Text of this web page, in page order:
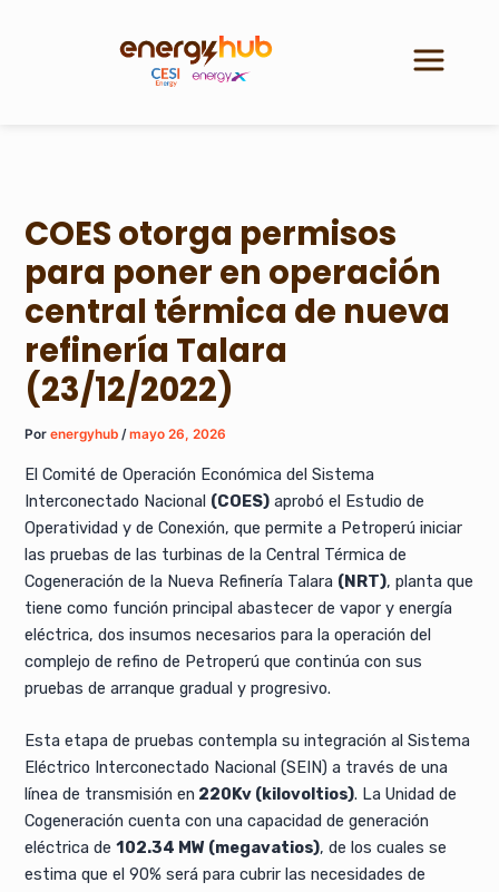
COES otorga permisos
para poner en operación
central térmica de nueva
refinería Talara
(23/12/2022)
Porenergyhub/mayo 26, 2026
El Comité de Operación Económica del Sistema
Interconectado Nacional (COES) aprobó el Estudio de
Operatividad y de Conexión, que permite a Petroperú iniciar
las pruebas de las turbinas de la Central Térmica de
Cogeneración de la Nueva Refinería Talara (NRT), planta que
tiene como función principal abastecer de vapor y energía
eléctrica, dos insumos necesarios para la operación del
complejo de refino de Petroperú que continúa con sus
pruebas de arranque gradual y progresivo.
Esta etapa de pruebas contempla su integración al Sistema
Eléctrico Interconectado Nacional (SEIN) a través de una
línea de transmisión en 220Kv (kilovoltios). La Unidad de
Cogeneración cuenta con una capacidad de generación
eléctrica de102.34 MW (megavatios), de los cuales se
estima que el 90% será para cubrir las necesidades de